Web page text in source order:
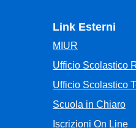
Link Esterni
MIUR
Ufficio Scolastico
Ufficio Scolastico
Scuola in Chiaro
Iscrizioni On Line